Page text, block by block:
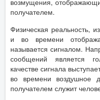
возмущения,
получателем.
Физическая реальность,
и во времени
называется сигналом.
сообщений является
качестве сигнала
во времени воздушное
получателем служит